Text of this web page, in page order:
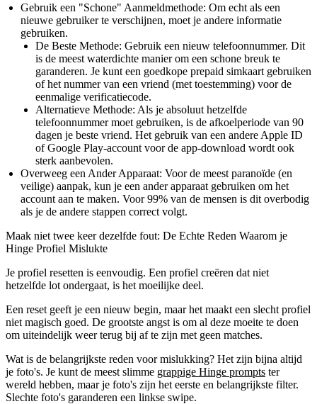
Gebruik een "Schone" Aanmeldmethode: Om echt als een
nieuwe gebruiker te verschijnen, moet je andere informatie
gebruiken.
De Beste Methode: Gebruik een nieuw telefoonnummer. Dit
is de meest waterdichte manier om een schone breuk te
garanderen. Je kunt een goedkope prepaid simkaart gebruiken
of het nummer van een vriend (met toestemming) voor de
eenmalige verificatiecode.
Alternatieve Methode: Als je absoluut hetzelfde
telefoonnummer moet gebruiken, is de afkoelperiode van 90
dagen je beste vriend. Het gebruik van een andere Apple ID
of Google Play-account voor de app-download wordt ook
sterk aanbevolen.
Overweeg een Ander Apparaat: Voor de meest paranoïde (en
veilige) aanpak, kun je een ander apparaat gebruiken om het
account aan te maken. Voor 99% van de mensen is dit overbodig
als je de andere stappen correct volgt.
Maak niet twee keer dezelfde fout: De Echte Reden Waarom je
Hinge Profiel Mislukte
Je profiel resetten is eenvoudig. Een profiel creëren dat niet
hetzelfde lot ondergaat, is het moeilijke deel.
Een reset geeft je een nieuw begin, maar het maakt een slecht profiel
niet magisch goed. De grootste angst is om al deze moeite te doen
om uiteindelijk weer terug bij af te zijn met geen matches.
Wat is de belangrijkste reden voor mislukking? Het zijn bijna altijd
je foto's. Je kunt de meest slimme grappige Hinge prompts ter
wereld hebben, maar je foto's zijn het eerste en belangrijkste filter.
Slechte foto's garanderen een linkse swipe.